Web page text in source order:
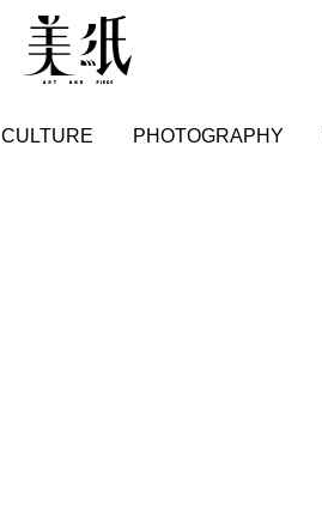
CULTURE PHOTOGRAPHY